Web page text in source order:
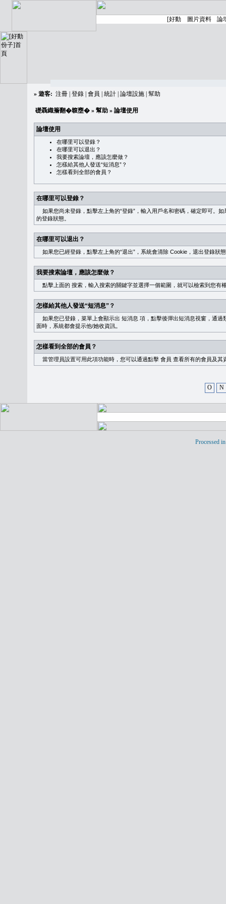
» 遊客: 注冊 登錄 會員 統計 論壇設施 幫助
礎聶織簷翻�䪖壅� » 幫助 » 論壇使用
論壇使用
在哪里可以登錄？
在哪里可以退出？
我要搜索論壇，應該怎麼做？
怎樣給其他人發送“短消息”？
怎樣看到全部的會員？
在哪里可以登錄？
如果您尚未登錄，點擊左上角的“登錄”，輸入用戶名和密碼，確定即可。
的登錄狀態。
在哪里可以退出？
如果您已經登錄，點擊左上角的“退出”，系統會清除 Cookie，退出登錄狀
我要搜索論壇，應該怎麼做？
點擊上面的 搜索 ，輸入搜索的關鍵字並選擇一個範圍，就可以檢索到您有
怎樣給其他人發送“短消息”？
如果您已登錄，菜單上會顯示出 短消息 項，點擊後彈出短消息視窗，通過
面時，系統都會提示他/她收資訊。
怎樣看到全部的會員？
當管理員設置可用此項功能時，您可以通過點擊 會員 查看所有的會員及其
O N
Processed